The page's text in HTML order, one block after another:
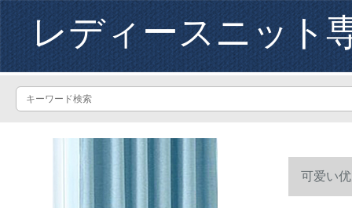
レディースニット
可爱い